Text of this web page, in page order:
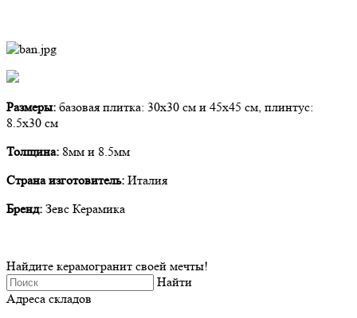
Размеры: базовая плитка: 30х30 см и 45х45 см, плинтус:
8.5х30 см
Толщина: 8мм и 8.5мм
Страна изготовитель: Италия
Бренд: Зевс Керамика
Найдите керамогранит своей мечты!
Найти
Адреса складов